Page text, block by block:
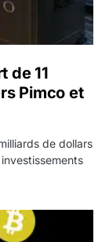
de 11
Pimco et
de dollars
que les